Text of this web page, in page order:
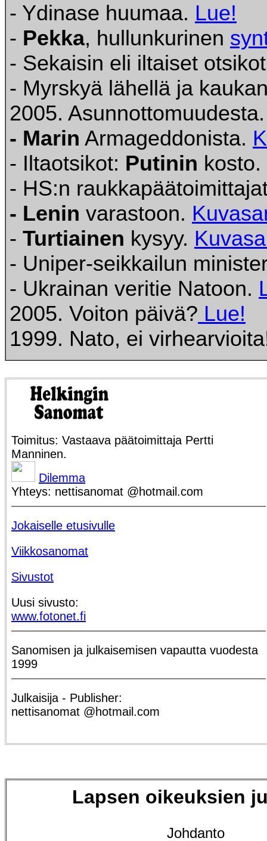
- Ydinase huumaa. Lue!
- Pekka, hullunkurinen
- Sekaisin eli iltaiset
- Myrskyä lähellä ja
2005.
- Marin Armageddonista.
- Iltaotsikot: Putinin kosto.
- HS:n
- Lenin varastoon.
- Turtiainen kysyy.
- Uniper-seikkailun
- Ukrainan veritie Natoon.
2005. Voiton päivä? Lue!
1999. Nato, ei
Toimitus: Vastaava päätoimittaja Pertti
Manninen.
Dilemma
Yhteys: nettisanomat @hotmail.com
Jokaiselle etusivulle
Viikkosanomat
Sivustot
Uusi sivusto:
www.fotonet.fi
Sanomisen ja julkaisemisen vapautta vuodesta
1999
Julkaisija - Publisher:
nettisanomat @hotmail.com
Lapsen oikeuksien
Johdanto